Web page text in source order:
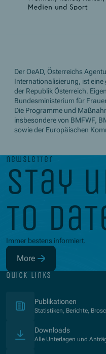
Der OeAD, Österreichs
Internationalisierung, ist
der Republik Österreich.
Bundesministerium für
Die Programme und
insbesondere von BMFWF,
sowie der Europäischen
newsletter
stay
to
Immer bestens informiert.
More
(Opens in new window)
quick links
Publikationen
Statistiken, Berichte,
Downloads
Alle Unterlagen und